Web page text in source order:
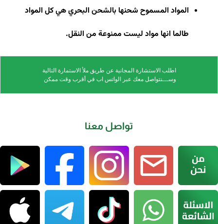
المواد المسموح شحنها بالشحن البحري هي كل المواد
طالما انها مواد ليست ممنوعة من النقل.
اطلب الاستشارة المجانية عن طريق ملأ الاستمارة التالية
وســـنتواصل معك عبر الواتس اب في أقرب وقت ممكن
تواصل معنا